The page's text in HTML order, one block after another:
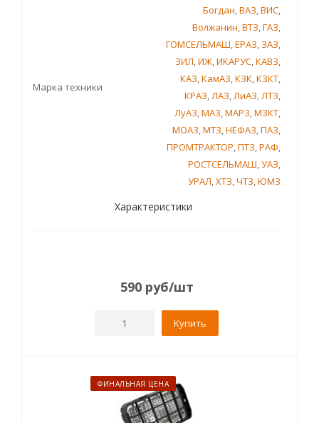
Марка техники
Богдан,ВАЗ,ВИС,
Волжанин,ВТЗ,ГАЗ,
ГОМСЕЛЬМАШ,ЕРАЗ, ЗАЗ,
ЗИЛ,ИЖ,ИКАРУС,КАВЗ,
КАЗ,КамАЗ,КЗК,КЗКТ,
КРАЗ,ЛАЗ,ЛиАЗ,ЛТЗ,
ЛуАЗ,МАЗ,МАРЗ,МЗКТ,
МОАЗ,МТЗ,НЕФАЗ,ПАЗ,
ПРОМТРАКТОР,ПТЗ,РАФ,
РОСТСЕЛЬМАШ,УАЗ,
УРАЛ,ХТЗ,ЧТЗ,ЮМЗ
Характеристики
590 руб/шт
Купить
ФИНАЛЬНАЯ ЦЕНА